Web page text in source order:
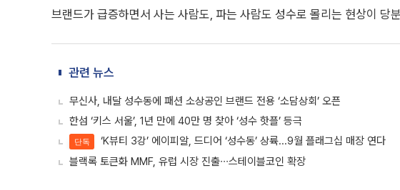
브랜드가 급증하면서 사는 사람도, 파는 사람도 성수로 몰리는 현상이 당
관련 뉴스
무신사, 내달 성수동에 패션 소상공인 브랜드 전용 ‘소담상회’ 오픈
한섬 ‘키스 서울’, 1년 만에 40만 명 찾아 ‘성수 핫플’ 등극
단독
‘K뷰티 3강’ 에이피알, 드디어 ‘성수동’ 상륙...9월 플래그십 매장 연다
블랙록 토큰화 MMF, 유럽 시장 진출∙∙∙스테이블코인 확장